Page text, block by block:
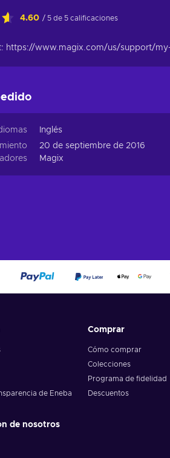
4.60 / 5 de 5 calificaciones
https://www.magix.com/us/support/
Inglés
20 de septiembre de 2016
Magix
de Eneba
Comprar
Cómo comprar
Colecciones
Programa de fidelidad
Descuentos
de nosotros